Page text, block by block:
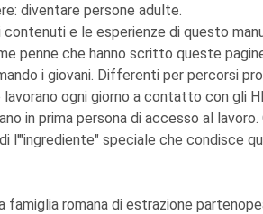
diventare persone adulte.
e le esperienze di questo
penne che hanno scritto queste
i giovani. Differenti per percorsi
ogni giorno a contatto con gli
in prima persona di accesso al lavoro.
l'"ingrediente" speciale che condisce
famiglia romana di estrazione